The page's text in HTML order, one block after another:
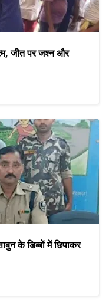
जीत पर जश्न और
के डिब्बों में छिपाकर